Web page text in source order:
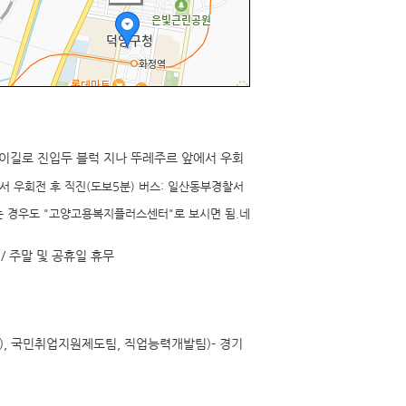
로 진입두 블럭 지나 뚜레주르 앞에서 우회
우회전 후 직진(도보5분) 버스: 일산동부경찰서
우도 "고양고용복지플러스센터"로 보시면 됨.네
주말 및 공휴일 휴무
민취업지원제도팀, 직업능력개발팀)- 경기